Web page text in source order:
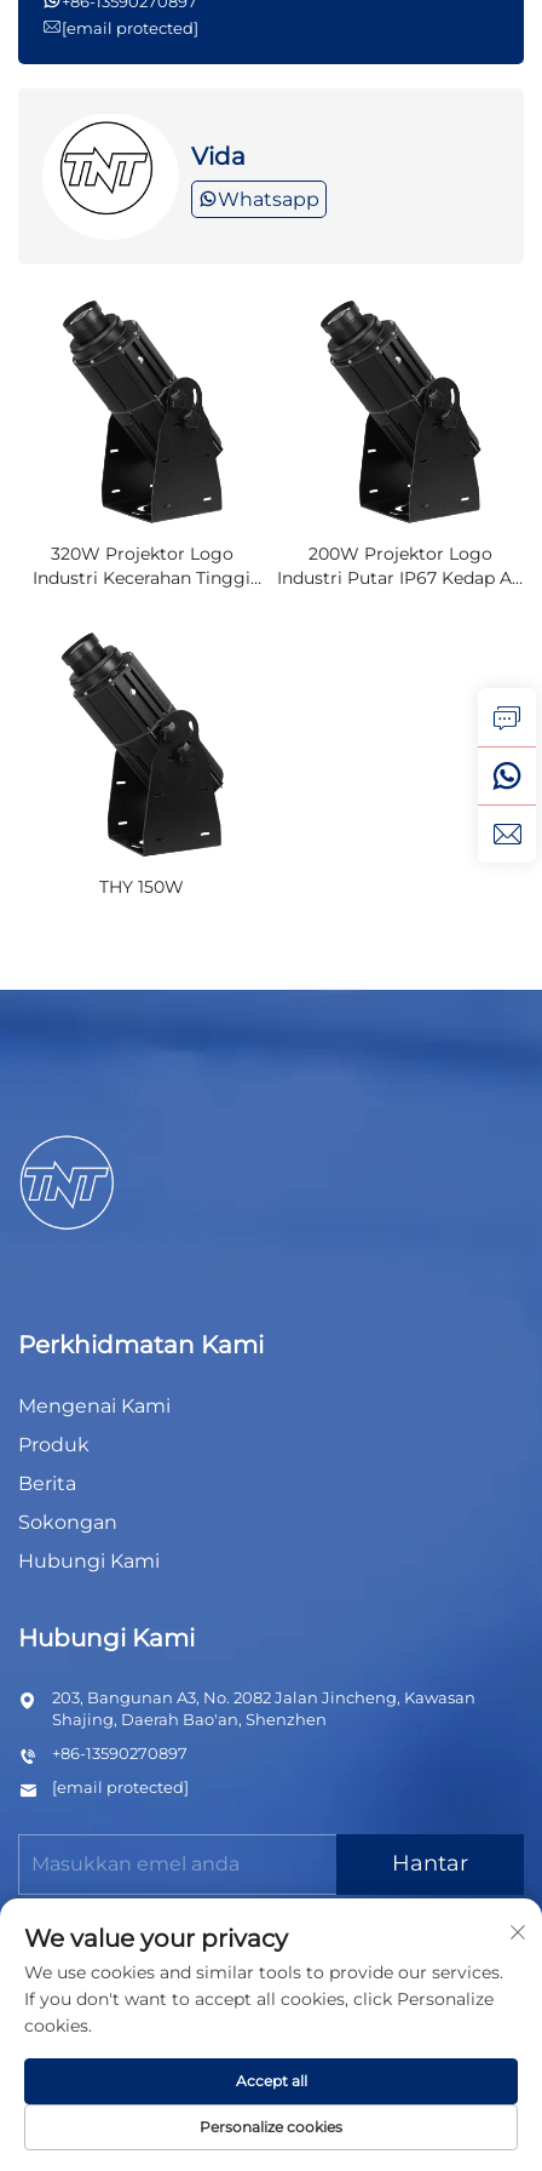
[email protected]
Vida
Whatsapp
320W Projektor Logo
Industri Kecerahan Tinggi
& Amanan Kilang
200W Projektor Logo
Industri Putar IP67 Kedap Air
THY 150W
Perkhidmatan Kami
Mengenai Kami
Produk
Berita
Sokongan
Hubungi Kami
Hubungi Kami
203, Bangunan A3, No. 2082 Jalan Jincheng, Kawasan
Shajing, Daerah Bao'an, Shenzhen
+86-13590270897
[email protected]
Hantar
Hak Cipta © 2026 Shenzhen TNT Technology Co., Ltd. Semua
hak dicadangkan Dasar Privasi
We value your privacy
We use cookies and similar tools to provide our services.
If you don't want to accept all cookies, click Personalize
cookies.
Personalize cookies
Accept all